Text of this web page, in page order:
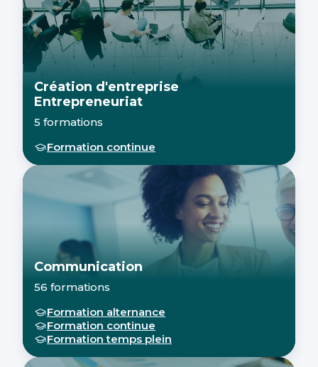
Création d'entreprise
Entrepreneuriat
5 formations
Formation continue
Communication
56 formations
Formation alternance
Formation continue
Formation temps plein